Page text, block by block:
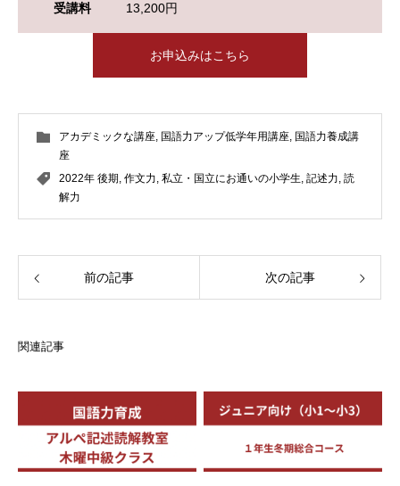
受講料 13,200円
お申込みはこちら
アカデミックな講座, 国語力アップ低学年用講座, 国語力養成講
座
2022年 後期, 作文力, 私立・国立にお通いの小学生, 記述力, 読
解力
前の記事 次の記事
関連記事